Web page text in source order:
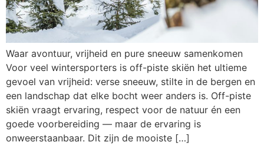
Waar avontuur, vrijheid en pure sneeuw samenkomen
Voor veel wintersporters is off-piste skiën het ultieme
gevoel van vrijheid: verse sneeuw, stilte in de bergen en
een landschap dat elke bocht weer anders is. Off-piste
skiën vraagt ervaring, respect voor de natuur én een
goede voorbereiding — maar de ervaring is
onweerstaanbaar. Dit zijn de mooiste […]